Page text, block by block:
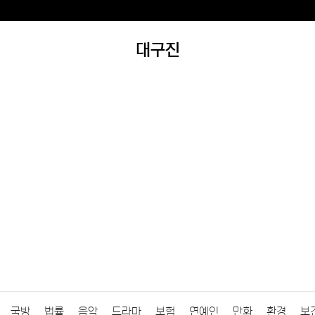
대구진
국방 법률 음악 드라마 보험 연예인 만화 환경 보